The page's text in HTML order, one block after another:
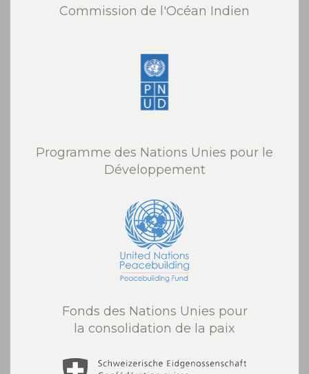
Commission de l'Océan Indien
Programme des Nations Unies pour le
Développement
Fonds des Nations Unies pour
la consolidation de la paix